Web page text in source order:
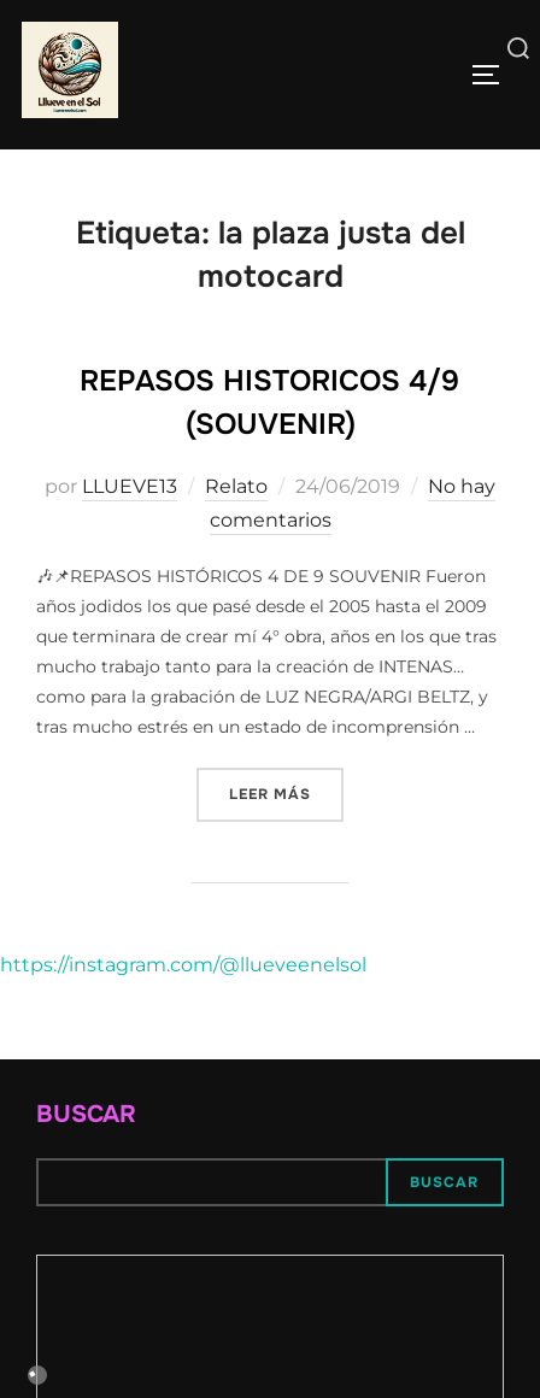
contenido
Buscar:
Etiqueta: la plaza justa del
motocard
REPASOS HISTORICOS 4/9
(SOUVENIR)
por LLUEVE13 Relato
Publicado
el
24/06/2019
No hay
comentarios
🎶📌REPASOS HISTÓRICOS 4 DE 9 SOUVENIR Fueron
años jodidos los que pasé desde el 2005 hasta el 2009
que terminara de crear mí 4° obra, años en los que tras
mucho trabajo tanto para la creación de INTENAS…
como para la grabación de LUZ NEGRA/ARGI BELTZ, y
tras mucho estrés en un estado de incomprensión …
LEER MÁS
https://instagram.com/@llueveenelsol
BUSCAR
BUSCAR